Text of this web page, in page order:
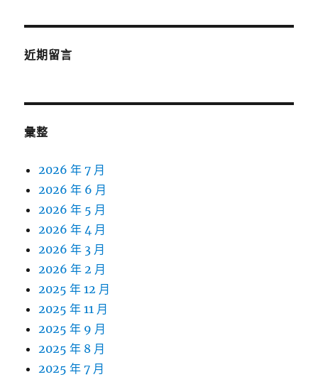
近期留言
彙整
2026 年 7 月
2026 年 6 月
2026 年 5 月
2026 年 4 月
2026 年 3 月
2026 年 2 月
2025 年 12 月
2025 年 11 月
2025 年 9 月
2025 年 8 月
2025 年 7 月